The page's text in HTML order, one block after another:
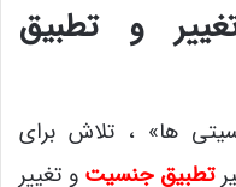
و تطبیق
ها» ، تلاش برای
تطبیق جنسیت و تغییر